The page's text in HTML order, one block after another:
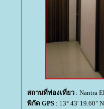
สถานที่ท่องเที่ยว : Nantra
พิกัด GPS : 13° 43' 19.60"